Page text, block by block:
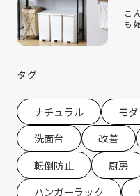
ン
こ
も
タグ
ナチュラル モ
洗面台
改善
転倒防止
厨房
ハンガーラック